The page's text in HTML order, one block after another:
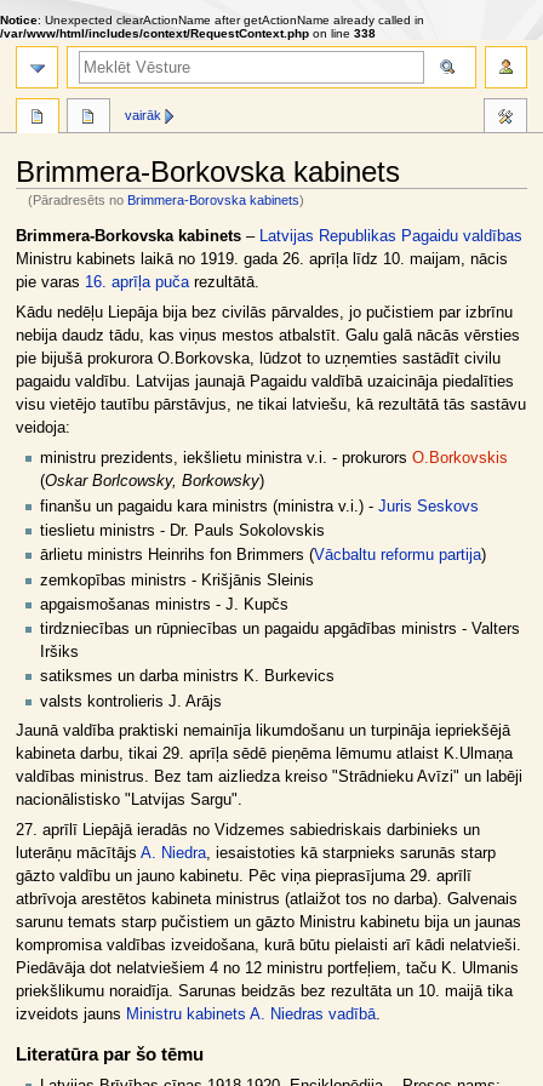
Notice: Unexpected clearActionName after getActionName already called in
/var/www/html/includes/context/RequestContext.php on line 338
Brimmera-Borkovska kabinets
(Pāradresēts noBrimmera-Borovska kabinets)
Jump
to
navigation
Jump
to
search
Brimmera-Borkovska kabinets–
Latvijas Republikas Pagaidu valdības
Ministru kabinets laikā no 1919. gada 26. aprīļa līdz 10. maijam, nācis
pie varas 16. aprīļa pučarezultātā.
Kādu nedēļu Liepāja bija bez civilās pārvaldes, jo pučistiem par izbrīnu
nebija daudz tādu, kas viņus mestos atbalstīt. Galu galā nācās vērsties
pie bijušā prokurora O.Borkovska, lūdzot to uzņemties sastādīt civilu
pagaidu valdību. Latvijas jaunajā Pagaidu valdībā uzaicināja piedalīties
visu vietējo tautību pārstāvjus, ne tikai latviešu, kā rezultātā tās sastāvu
veidoja:
ministru prezidents, iekšlietu ministra v.i. - prokurors O.Borkovskis
(Oskar Borlcowsky, Borkowsky)
finanšu un pagaidu kara ministrs (ministra v.i.) - Juris Seskovs
tieslietu ministrs - Dr. Pauls Sokolovskis
ārlietu ministrs Heinrihs fon Brimmers (Vācbaltu reformu partija)
zemkopības ministrs - Krišjānis Sleinis
apgaismošanas ministrs - J. Kupčs
tirdzniecības un rūpniecības un pagaidu apgādības ministrs - Valters
Iršiks
satiksmes un darba ministrs K. Burkevics
valsts kontrolieris J. Arājs
Jaunā valdība praktiski nemainīja likumdošanu un turpināja iepriekšējā
kabineta darbu, tikai 29. aprīļa sēdē pieņēma lēmumu atlaist K.Ulmaņa
valdības ministrus. Bez tam aizliedza kreiso "Strādnieku Avīzi" un labēji
nacionālistisko "Latvijas Sargu".
27. aprīlī Liepājā ieradās no Vidzemes sabiedriskais darbinieks un
luterāņu mācītājs A. Niedra, iesaistoties kā starpnieks sarunās starp
gāzto valdību un jauno kabinetu. Pēc viņa pieprasījuma 29. aprīlī
atbrīvoja arestētos kabineta ministrus (atlaižot tos no darba). Galvenais
sarunu temats starp pučistiem un gāzto Ministru kabinetu bija un jaunas
kompromisa valdības izveidošana, kurā būtu pielaisti arī kādi nelatvieši.
Piedāvāja dot nelatviešiem 4 no 12 ministru portfeļiem, taču K. Ulmanis
priekšlikumu noraidīja. Sarunas beidzās bez rezultāta un 10. maijā tika
izveidots jauns Ministru kabinets A. Niedras vadībā.
Literatūra par šo tēmu
vairāk
meklēt